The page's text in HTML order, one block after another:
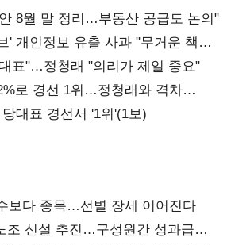
8월 말 정리…부동산 공급도 논의"
' 개인정보 유출 사과 "무거운 책임
표"…정청래 "의리가 제일 중요"
로 경선 1위…정청래와 격차
대표 경선서 '1위'(1보)
보다 종목…선별 장세 이어진다
조 신설 추진…구성원간 성과급